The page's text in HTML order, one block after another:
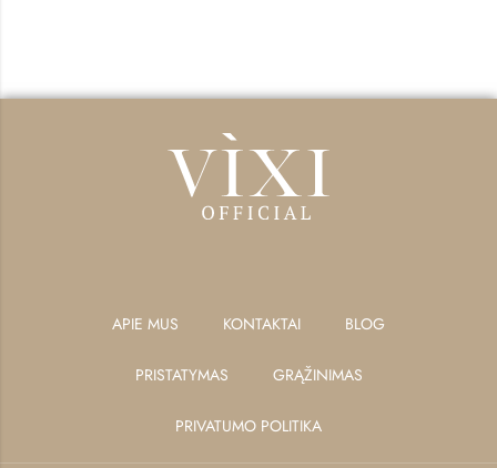
APIE MUS KONTAKTAI BLOG
PRISTATYMAS GRĄŽINIMAS
PRIVATUMO POLITIKA